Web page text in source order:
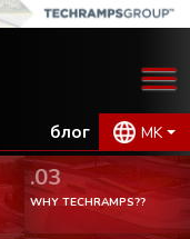
блог MK
.03
WHY TECHRAMPS??